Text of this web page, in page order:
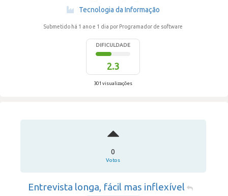
Tecnologia da Informação
Submetido há 1 ano e 1 dia por Programador de software
DIFICULDADE
2.3
301 visualizações
0
Votos
Entrevista longa, fácil mas inflexível